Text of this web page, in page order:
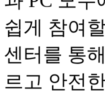
쉽게 참여
센터를 통
르고 안전